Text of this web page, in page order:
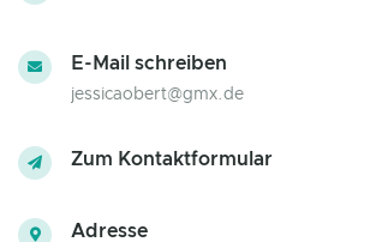
E-Mail schreiben
jessicaobert@gmx.de
Zum Kontaktformular
Adresse